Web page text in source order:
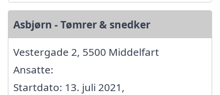
Asbjørn - Tømrer & snedker
Vestergade 2, 5500 Middelfart
Ansatte:
Startdato: 13. juli 2021,